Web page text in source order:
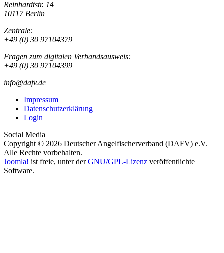
Reinhardtstr. 14
10117 Berlin
Zentrale:
+49 (0) 30 97104379
Fragen zum digitalen Verbandsausweis:
+49 (0) 30 97104399
info@dafv.de
Impressum
Datenschutzerklärung
Login
Social Media
Copyright © 2026 Deutscher Angelfischerverband (DAFV) e.V.
Alle Rechte vorbehalten.
Joomla! ist freie, unter derGNU/GPL-Lizenz veröffentlichte
Software.